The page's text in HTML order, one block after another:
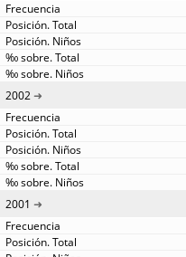
2002
2001